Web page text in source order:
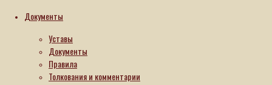
Документы
Уставы
Документы
Правила
Толкования и комментарии